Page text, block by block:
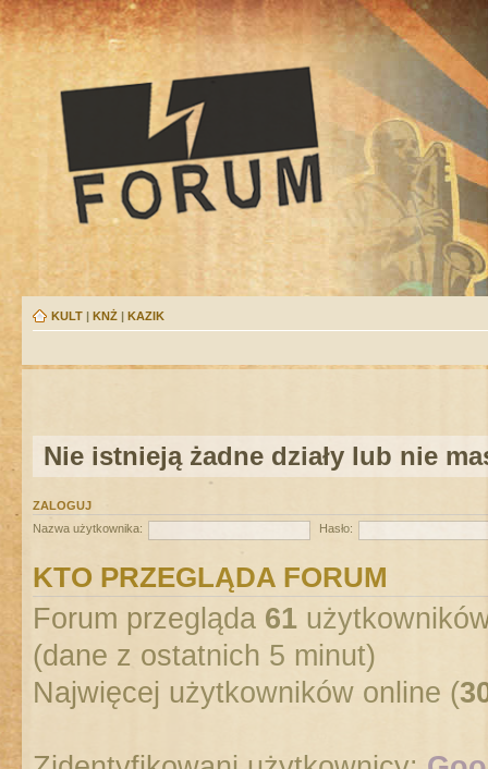
KULT | KNŻ | KAZIK
Nie istnieją żadne działy lub nie
ZALOGUJ
Nazwa użytkownika:
Hasło:
KTO PRZEGLĄDA FORUM
Forum przegląda 61
(dane z ostatnich 5 minut)
Najwięcej użytkowników online (